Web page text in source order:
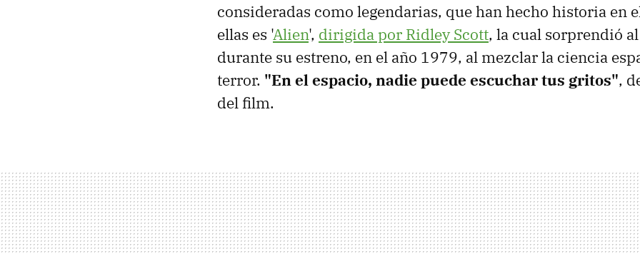
consideradas como legendarias, que han hecho historia en
ellas es 'Alien', dirigida por Ridley Scott, la cual sorprendió
durante su estreno, en el año 1979, al mezclar la ciencia
terror. "En el espacio, nadie puede escuchar tus gritos",
del film.